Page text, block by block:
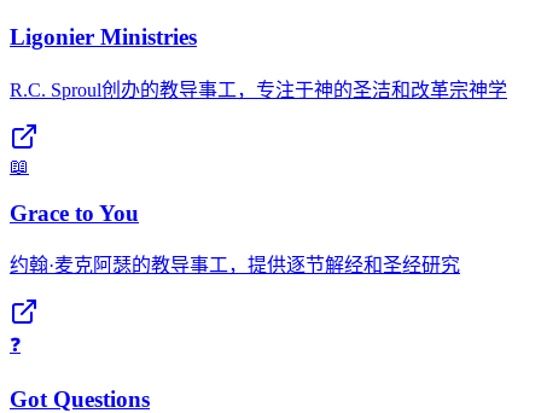
Ligonier Ministries
R.C. Sproul创办的教导事工，专注于神的圣洁和改革宗神学
📖
Grace to You
约翰·麦克阿瑟的教导事工，提供逐节解经和圣经研究
❓
Got Questions